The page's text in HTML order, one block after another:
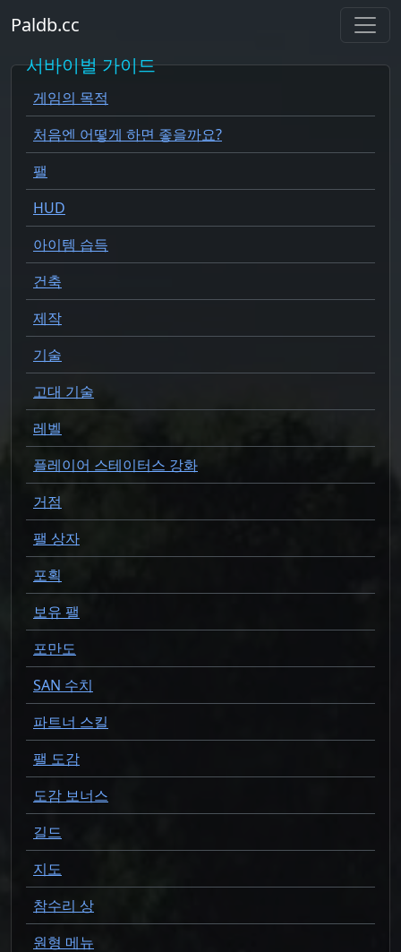
Paldb.cc
서바이벌 가이드
게임의 목적
처음엔 어떻게 하면 좋을까요?
팰
HUD
아이템 습득
건축
제작
기술
고대 기술
레벨
플레이어 스테이터스 강화
거점
팰 상자
포획
보유 팰
포만도
SAN 수치
파트너 스킬
팰 도감
도감 보너스
길드
지도
참수리 상
원형 메뉴